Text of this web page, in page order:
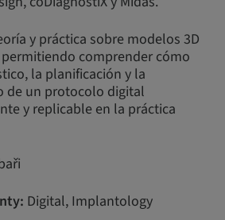
y práctica sobre modelos 3D
comprender cómo
la planificación y la
de un protocolo digital
y replicable en la práctica
Digital, Implantology